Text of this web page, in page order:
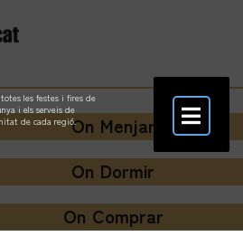
totes les festes i fires de
i els serveis de
de cada regió.On Menjar
On Dormir
On Comprar